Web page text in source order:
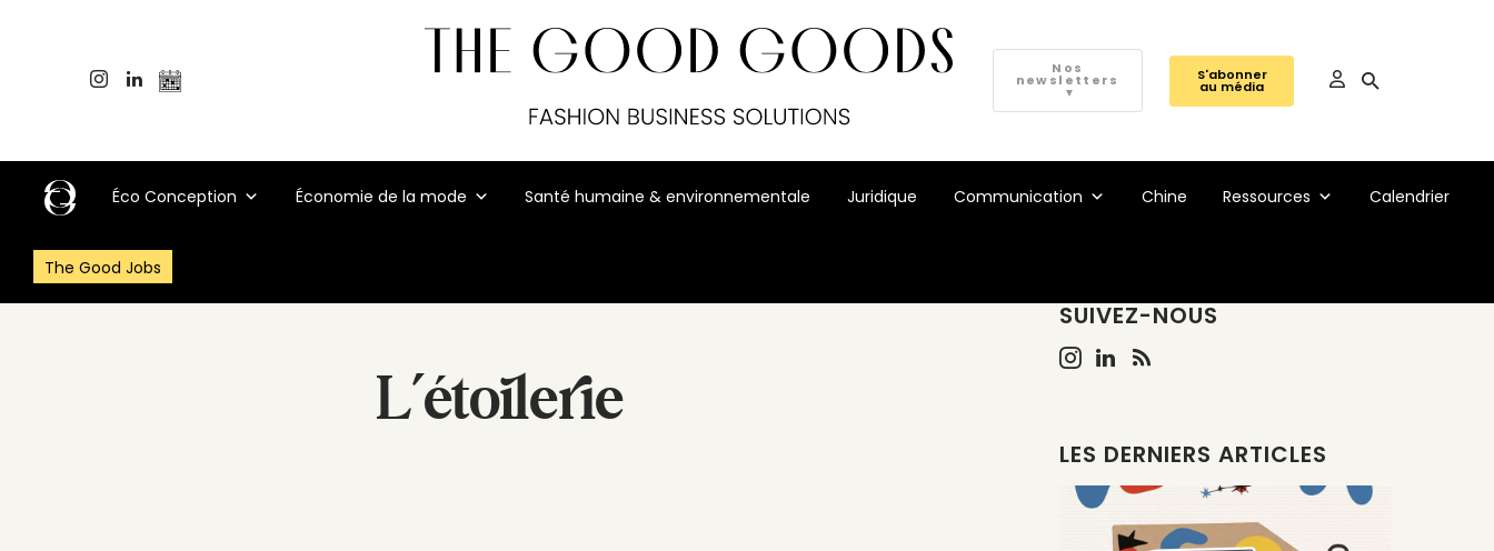
Nos
newsletters
▼
S'abonner
au média
Éco Conception Économie de la mode Santé humaine & environnementale Juridique Communication Chine Ressources Calendrier
The Good Jobs
L’étoilerie
SUIVEZ-NOUS
LES DERNIERS ARTICLES